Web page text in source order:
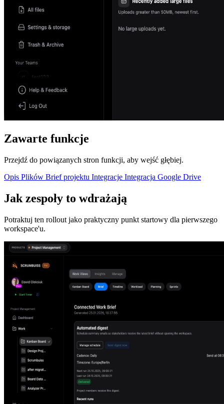
Zawarte funkcje
Przejdź do powiązanych stron funkcji, aby wejść głębiej.
Opis Plików Brief projektu Integracje Integracja Google Drive
Jak zespoły to wdrażają
Potraktuj ten rollout jako praktyczny punkt startowy dla pierwszego
workspace'u.